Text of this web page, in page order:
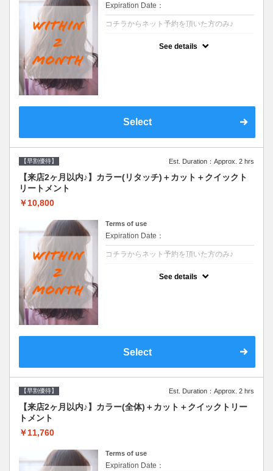
Expiration Date：
コチラからネット予約を頂いた方のみ♪
See details
Select
【早割優待】 Est. Duration：Approx. 2 hrs
【来店2ヶ月以内♪】カラー(リタッチ)＋カット＋クイックト
リートメント
￥10,800
Terms of use
Expiration Date：
コチラからネット予約を頂いた方のみ♪
See details
Select
【早割優待】 Est. Duration：Approx. 2 hrs
【来店2ヶ月以内♪】カラー(全体)＋カット＋クイックトリー
トメント
￥11,760
Terms of use
Expiration Date：